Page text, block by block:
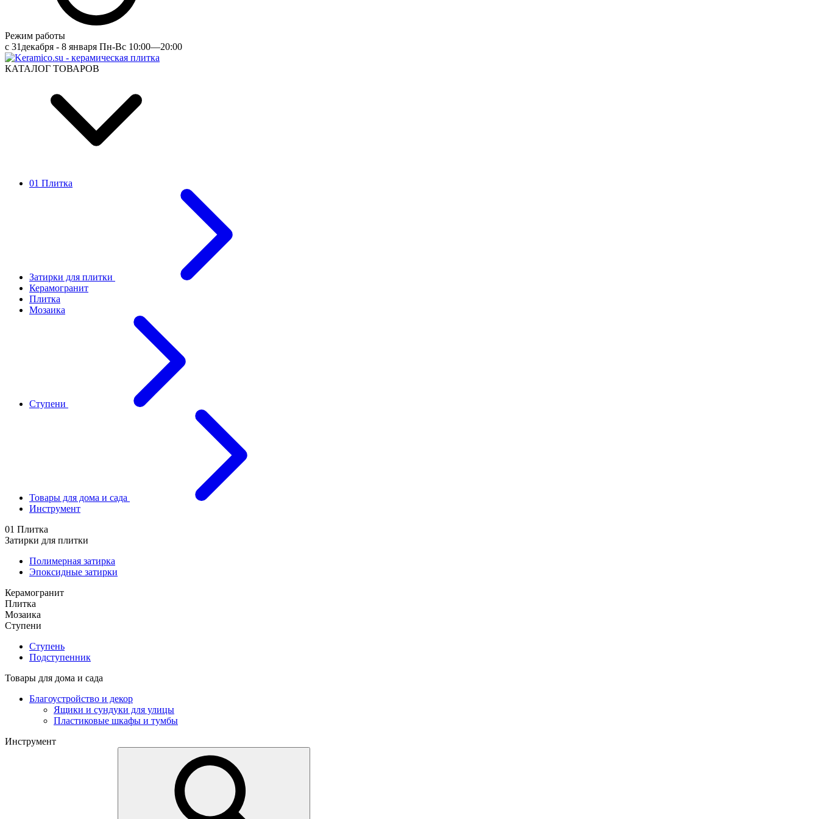
Режим работы
c 31декабря - 8 января Пн-Вс 10:00—20:00
КАТАЛОГ ТОВАРОВ
01 Плитка
Затирки для плитки
Керамогранит
Плитка
Мозаика
Ступени
Товары для дома и сада
Инструмент
01 Плитка
Затирки для плитки
Полимерная затирка
Эпоксидные затирки
Керамогранит
Плитка
Мозаика
Ступени
Ступень
Подступенник
Товары для дома и сада
Благоустройство и декор
Ящики и сундуки для улицы
Пластиковые шкафы и тумбы
Инструмент